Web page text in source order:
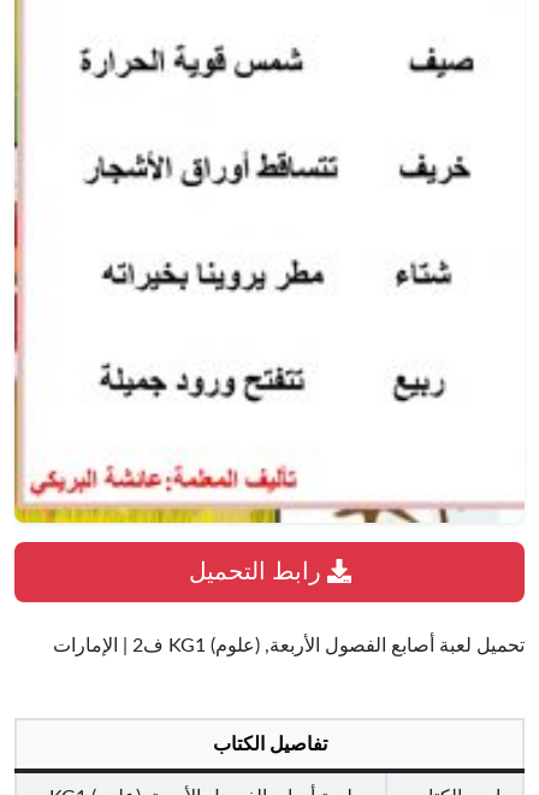
تحميل لعبة أصابع الفصول الأربعة, (علوم) KG1 ف2 | الإمارات
تفاصيل الكتاب